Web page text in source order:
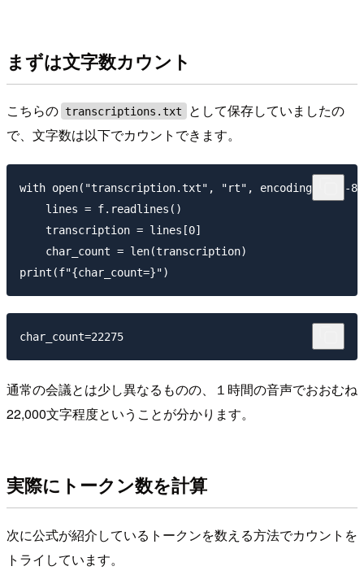
まずは文字数カウント
こちらの transcriptions.txt
として保存していましたの
で、文字数は以下でカウントできます。
with open("transcription.txt", "rt", encoding="utf-
    lines = f.readlines()
    transcription = lines[0]
    char_count = len(transcription)
通常の会議とは少し異なるものの、１時間の音声でおおむね
22,000文字程度ということが分かります。
実際にトークン数を計算
次に公式が紹介しているトークンを数える方法でカウントを
トライしています。